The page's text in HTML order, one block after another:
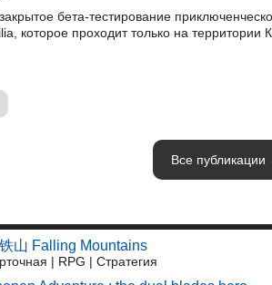
бета-тестирование
которое проходит только на территории
Все публикации
山 Falling Mountains
| RPG | Стратегия